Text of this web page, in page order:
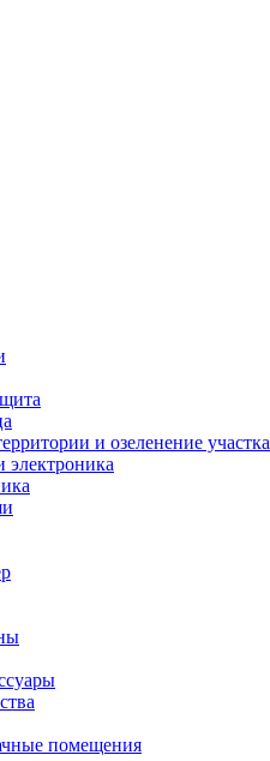
и озеленение участка
электроника
помещения